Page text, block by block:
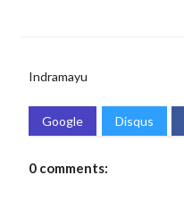
Indramayu
Google Disqus
0 comments: